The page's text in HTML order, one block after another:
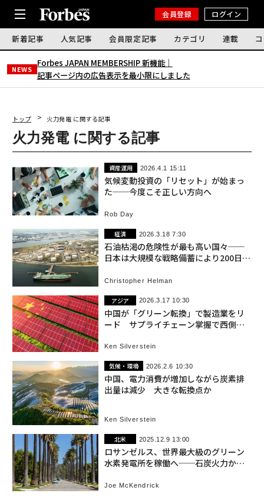
会員登録 ログイン
新着記事 人気記事 会員限定記事 カテゴリ 連載
NEWS
Forbes JAPAN MEMBERSHIP 新機能｜
記事ページ内の広告表示を最小限にしました
トップ 火力発電 に関する記事
火力発電 に関する記事
資産運用 2026.4.1 15:11
気候変動投資の「リセット」が始まっ
た──今度こそ正しい方向へ
Rob Day
経済 2026.3.18 7:30
石油枯渇の危険性が最も高い国々──
日本は大規模な戦略備蓄により200日程
Christopher Helman
アジア 2026.3.17 10:30
中国が「グリーン転換」で製造業をリ
ード サプライチェーン掌握で西側経
Ken Silverstein
気候・環境 2026.2.6 10:30
中国、電力消費が増加しながら炭素排
出量は減少 大きな転換点か
Ken Silverstein
北米 2025.12.9 13:00
ロサンゼルス、世界最大級のグリーン
水素発電所を稼働へ──石炭火力から
Joe McKendrick